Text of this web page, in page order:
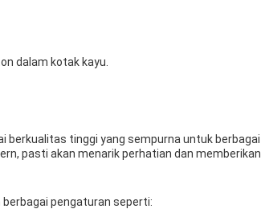
dalam kotak kayu.
berkualitas tinggi yang sempurna untuk berbagai
pasti akan menarik perhatian dan memberikan
berbagai pengaturan seperti: